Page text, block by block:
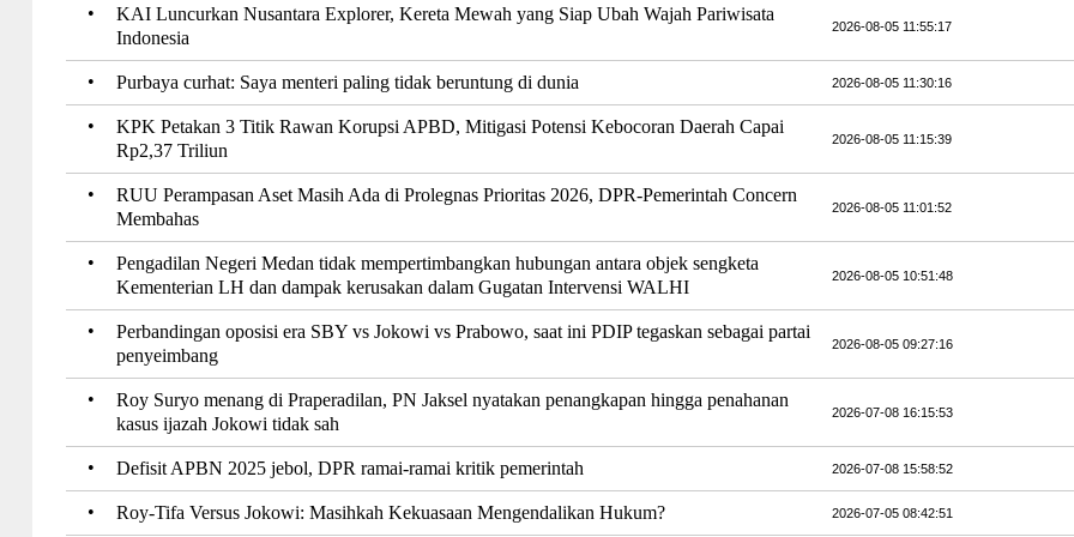
•
KAI Luncurkan Nusantara Explorer, Kereta Mewah yang Siap Ubah Wajah Pariwisata
Indonesia
2026-08-05 11:55:17
• Purbaya curhat: Saya menteri paling tidak beruntung di dunia 2026-08-05 11:30:16
•
KPK Petakan 3 Titik Rawan Korupsi APBD, Mitigasi Potensi Kebocoran Daerah Capai
Rp2,37 Triliun
2026-08-05 11:15:39
•
RUU Perampasan Aset Masih Ada di Prolegnas Prioritas 2026, DPR-Pemerintah Concern
Membahas
2026-08-05 11:01:52
•
Pengadilan Negeri Medan tidak mempertimbangkan hubungan antara objek sengketa
Kementerian LH dan dampak kerusakan dalam Gugatan Intervensi WALHI
2026-08-05 10:51:48
•
Perbandingan oposisi era SBY vs Jokowi vs Prabowo, saat ini PDIP tegaskan sebagai partai
penyeimbang
2026-08-05 09:27:16
•
Roy Suryo menang di Praperadilan, PN Jaksel nyatakan penangkapan hingga penahanan
kasus ijazah Jokowi tidak sah
2026-07-08 16:15:53
• Defisit APBN 2025 jebol, DPR ramai-ramai kritik pemerintah 2026-07-08 15:58:52
• Roy-Tifa Versus Jokowi: Masihkah Kekuasaan Mengendalikan Hukum? 2026-07-05 08:42:51